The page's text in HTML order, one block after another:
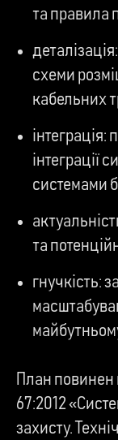
та правила
схеми
кабельних
інтеграції
системами
та
гнучкість:
План
67:2012
захисту.